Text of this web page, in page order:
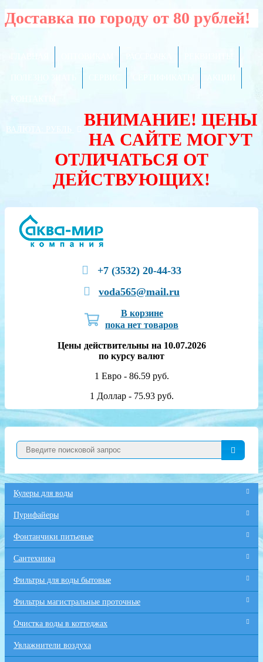
Доставка по городу от 80 рублей!
ВАЛЮТА:
ВНИМАНИЕ! ЦЕНЫ
НА САЙТЕ МОГУТ
ОТЛИЧАТЬСЯ ОТ
ДЕЙСТВУЮЩИХ!
+7 (3532) 20-44-33
voda565@mail.ru
В корзине
пока нет товаров
Цены действительны на 10.07.2026
по курсу валют
1 Евро - 86.59 руб.
1 Доллар - 75.93 руб.
Кулеры для воды
Пурифайеры
Фонтанчики питьевые
Сантехника
Фильтры для воды бытовые
Фильтры магистральные проточные
Очистка воды в коттеджах
Увлажнители воздуха